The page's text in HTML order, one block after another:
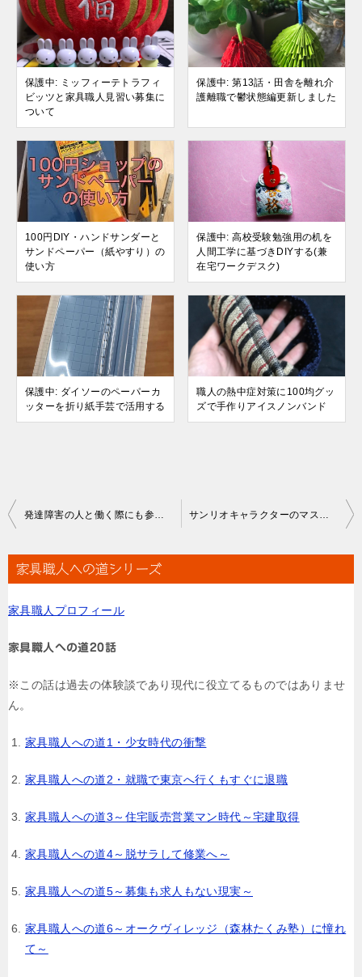
保護中: ミッフィーテトラフィ
ビッツと家具職人見習い募集に
ついて
保護中: 第13話・田舎を離れ介
護離職で鬱状態編更新しました
100円DIY・ハンドサンダーと
サンドペーパー（紙やすり）の
使い方
保護中: 高校受験勉強用の机を
人間工学に基づきDIYする(兼
在宅ワークデスク)
保護中: ダイソーのペーパーカ
ッターを折り紙手芸で活用する
職人の熱中症対策に100均グッ
ズで手作りアイスノンバンド
投
ナ
ゲ
ー
ョ
家具職人への道シリーズ
家具職人プロフィール
家具職人への道20話
※この話は過去の体験談であり現代に役立てるものではありませ
ん。
家具職人への道1・少女時代の衝撃
家具職人への道2・就職で東京へ行くもすぐに退職
家具職人への道3～住宅販売営業マン時代～宅建取得
家具職人への道4～脱サラして修業へ～
家具職人への道5～募集も求人もない現実～
家具職人への道6～オークヴィレッジ（森林たくみ塾）に憧れ
て～